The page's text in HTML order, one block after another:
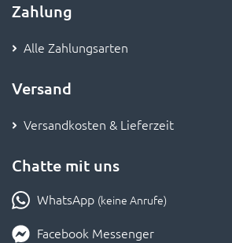
Zahlung
Alle Zahlungsarten
Versand
Versandkosten & Lieferzeit
Chatte mit uns
WhatsApp (keine Anrufe)
Facebook Messenger